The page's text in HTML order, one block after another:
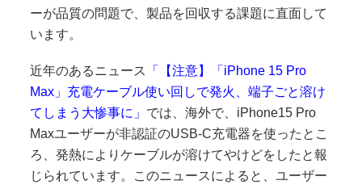
ーが品質の問題で、製品を回収する課題に直面して
います。
近年のあるニュース
「【注意】「iPhone 15 Pro
Max」充電ケーブル使い回しで発火、端子ごと溶け
てしまう大惨事に」 では、海外で、iPhone15 Pro
Maxユーザーが非認証のUSB-C充電器を使ったとこ
ろ、発熱によりケーブルが溶けてやけどをしたと報
じられています。このニュースによると、ユーザー